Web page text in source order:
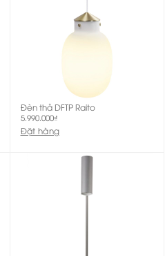
Đèn thả DFTP Raito
5.990.000₫
Đặt hàng